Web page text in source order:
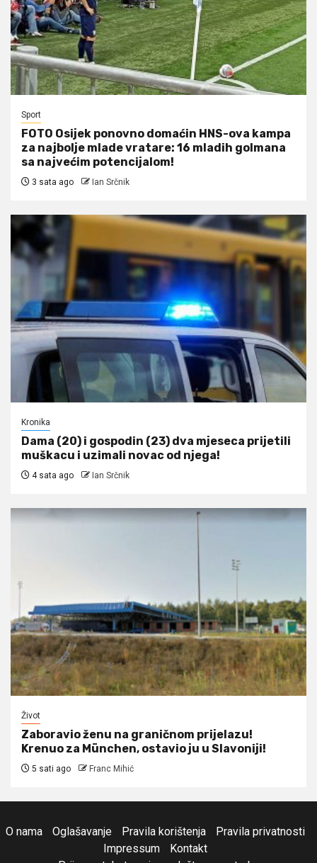
Sport
FOTO Osijek ponovno domaćin HNS-ova kampa
za najbolje mlade vratare: 16 mladih golmana
sa najvećim potencijalom!
3 sata ago Ian Srčnik
Kronika
Dama (20) i gospodin (23) dva mjeseca prijetili
muškacu i uzimali novac od njega!
4 sata ago Ian Srčnik
Život
Zaboravio ženu na graničnom prijelazu!
Krenuo za München, ostavio ju u Slavoniji!
5 sati ago Franc Mihić
O nama Oglašavanje Pravila korištenja
Pravila privatnosti
Impressum
Kontakt